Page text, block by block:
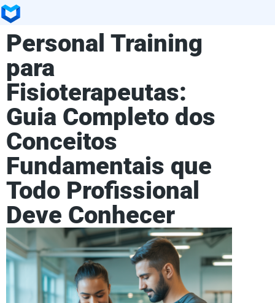
Personal Training
para
Fisioterapeutas:
Guia Completo dos
Conceitos
Fundamentais que
Todo Profissional
Deve Conhecer